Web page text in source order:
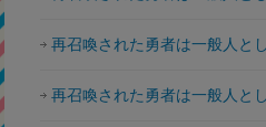
再召喚された勇者は一般人と
再召喚された勇者は一般人と